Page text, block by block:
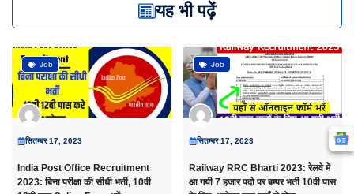
यह भी पढ़ें
Job
सितम्बर 17, 2023
India Post Office Recruitment
2023: बिना परीक्षा की सीधी भर्ती, 10वी
Job
सितम्बर 17, 2023
Railway RRC Bharti 2023: रेलवे में
आ गयी 7 हजार पदो पर बम्पर भर्ती 10वी पास